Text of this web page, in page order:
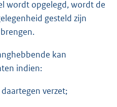
wordt opgelegd, wordt de
gesteld zijn
kan
indien:
verzet;